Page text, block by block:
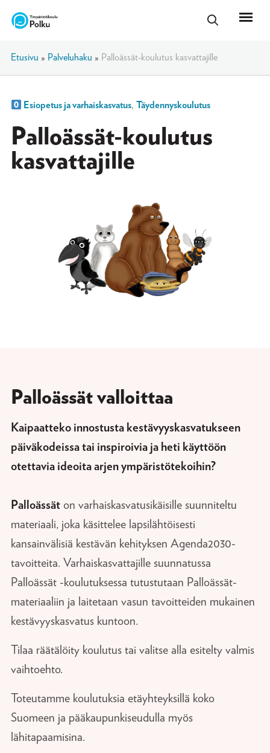
Etusivu » Palveluhaku » Palloässät-koulutus kasvattajille
Esiopetus ja varhaiskasvatus,Täydennyskoulutus
Palloässät-koulutus
kasvattajille
Palloässät valloittaa
Kaipaatteko innostusta kestävyyskasvatukseen
päiväkodeissa tai inspiroivia ja heti käyttöön
otettavia ideoita arjen ympäristötekoihin?
Palloässät on varhaiskasvatusikäisille suunniteltu
materiaali, joka käsittelee lapsilähtöisesti
kansainvälisiä kestävän kehityksen Agenda2030-
tavoitteita. Varhaiskasvattajille suunnatussa
Palloässät -koulutuksessa tutustutaan Palloässät-
materiaaliin ja laitetaan vasun tavoitteiden mukainen
kestävyyskasvatus kuntoon.
Tilaa räätälöity koulutus tai valitse alla esitelty valmis
vaihtoehto.
Toteutamme koulutuksia etäyhteyksillä koko
Suomeen ja pääkaupunkiseudulla myös
lähitapaamisina.